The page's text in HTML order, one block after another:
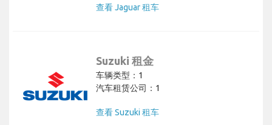
查看 Jaguar 租车
Suzuki 租金
车辆类型：1
汽车租赁公司：1
查看 Suzuki 租车